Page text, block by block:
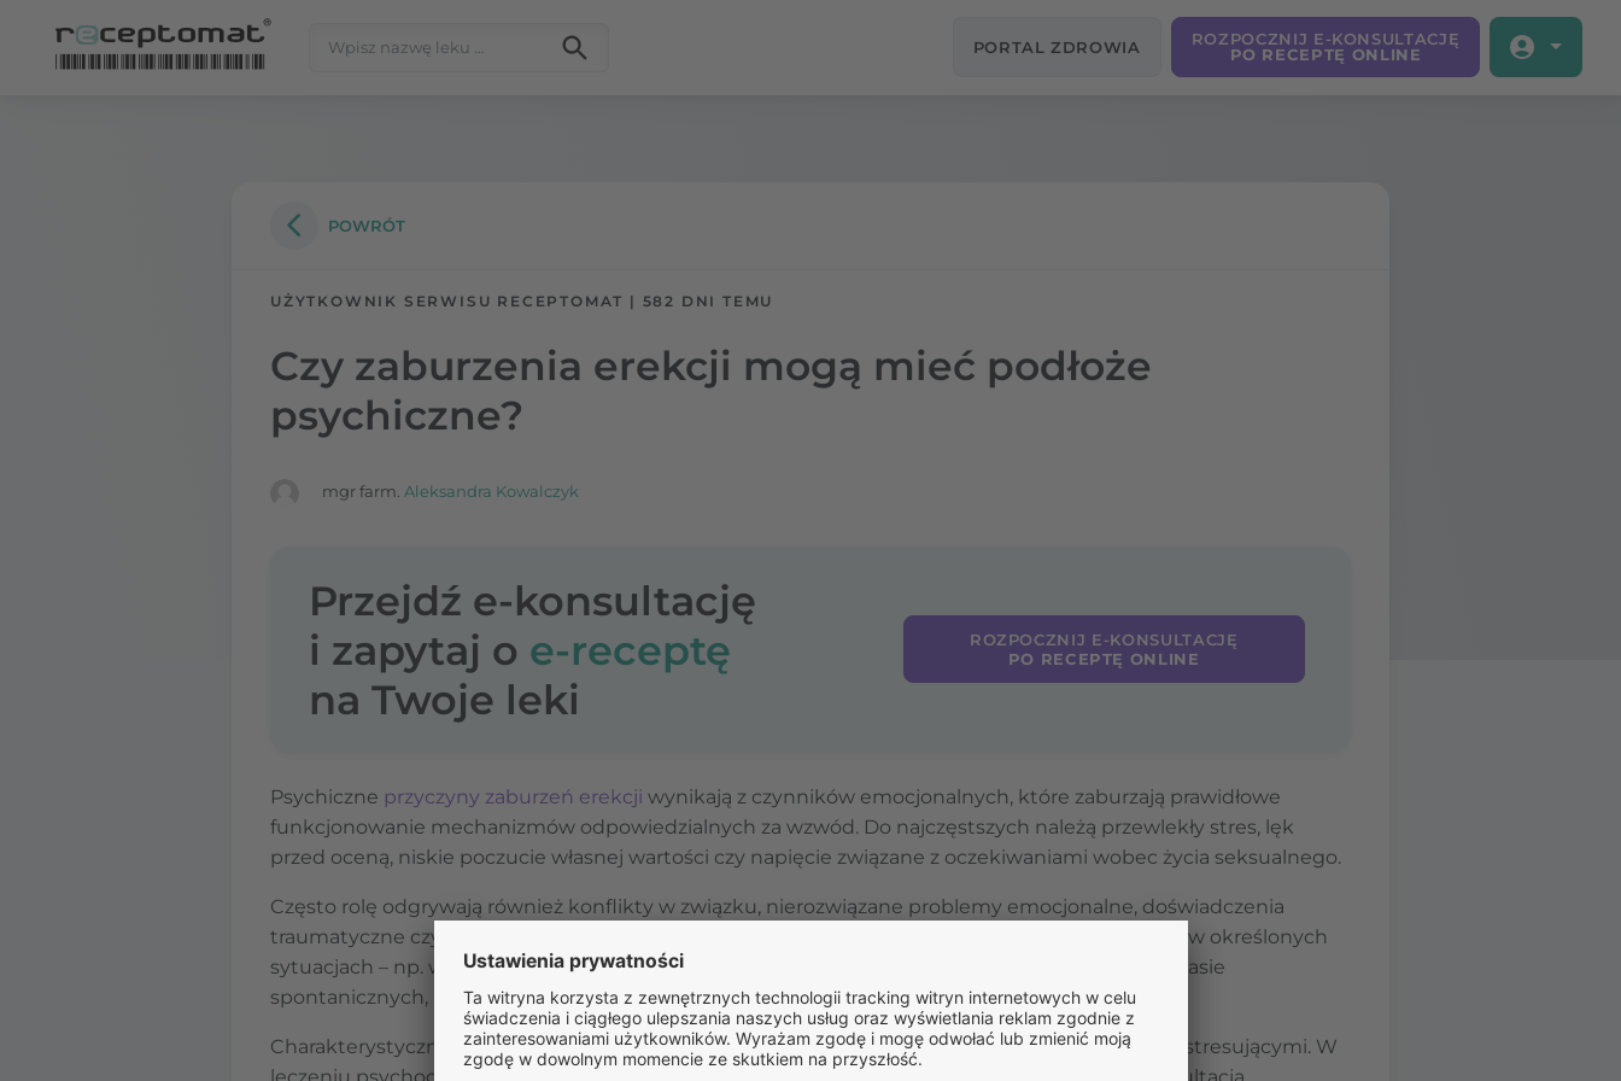
PORTAL ZDROWIA
ROZPOCZNIJ E-KONSULTACJĘ
PO RECEPTĘ ONLINE
POWRÓT
UŻYTKOWNIK SERWISU RECEPTOMAT | 582 DNI TEMU
Czy zaburzenia erekcji mogą mieć podłoże
psychiczne?
mgr farm. Aleksandra Kowalczyk
Przejdź e-konsultację
i zapytaj o e-receptę
na Twoje leki
ROZPOCZNIJ E-KONSULTACJĘ
PO RECEPTĘ ONLINE
Psychiczne przyczyny zaburzeń erekcji wynikają z czynników emocjonalnych, które zaburzają prawidłowe
funkcjonowanie mechanizmów odpowiedzialnych za wzwód. Do najczęstszych należą przewlekły stres, lęk
przed oceną, niskie poczucie własnej wartości czy napięcie związane z oczekiwaniami wobec życia seksualnego.
Często rolę odgrywają również konflikty w związku, nierozwiązane problemy emocjonalne, doświadczenia
traumatyczne czy depresja. Tego typu zaburzenia mają zazwyczaj nagły początek i pojawiają się w określonych
sytuacjach – np. w obecności partnerki – natomiast nie występują podczas masturbacji czy w czasie
spontanicznych, porannych erekcji.
Charakterystyczne jest więc zachowanie fizjologicznych zdolności do wzwodu poza sytuacjami stresującymi. W